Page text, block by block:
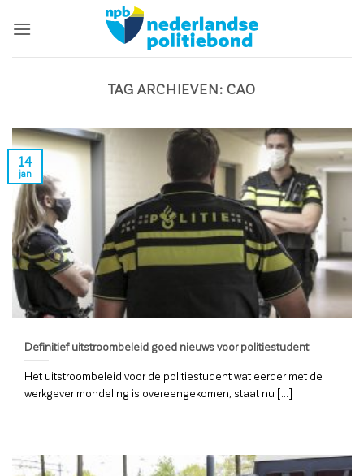
naar
TAG ARCHIEVEN:CAO
Definitief uitstroombeleid goed nieuws voor politiestudent
Het uitstroombeleid voor de politiestudent wat eerder met de
werkgever mondeling is overeengekomen, staat nu [...]
14
jan